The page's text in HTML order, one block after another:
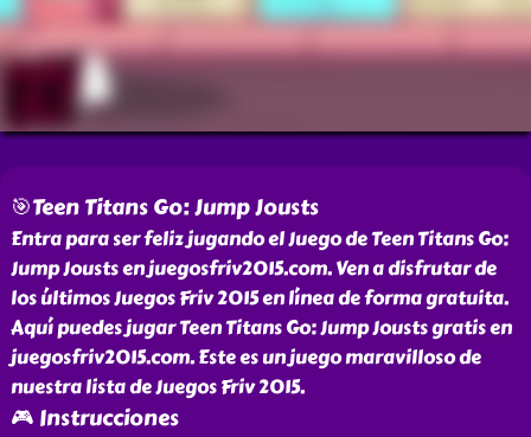
🎯Teen Titans Go: Jump Jousts
Entra para ser feliz jugando el Juego de Teen Titans Go:
Jump Jousts en juegosfriv2015.com. Ven a disfrutar de
los últimos Juegos Friv 2015 en línea de forma gratuita.
Aquí puedes jugar Teen Titans Go: Jump Jousts gratis en
juegosfriv2015.com. Este es un juego maravilloso de
nuestra lista de Juegos Friv 2015.
🎮 Instrucciones